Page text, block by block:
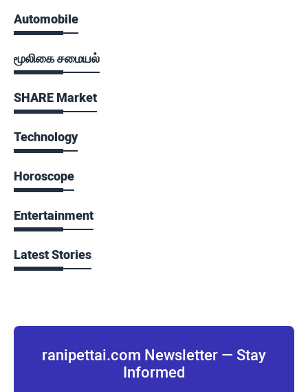
Automobile
மூலிகை சமையல்
SHARE Market
Technology
Horoscope
Entertainment
Latest Stories
ranipettai.com Newsletter — Stay
Informed